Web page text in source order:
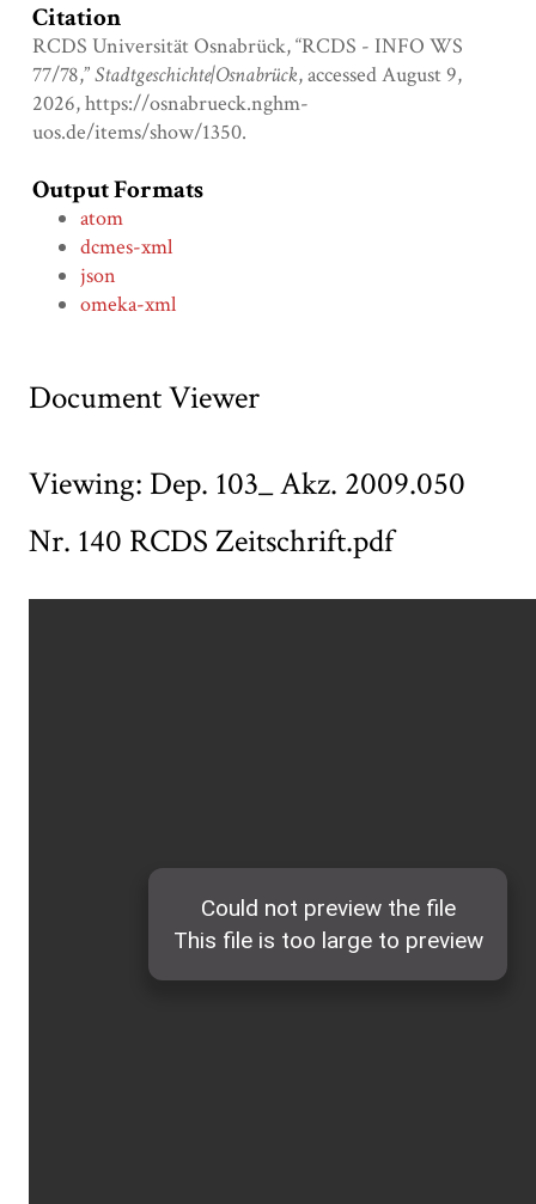
Citation
RCDS Universität Osnabrück, “RCDS - INFO WS
77/78,”Stadtgeschichte|Osnabrück, accessed August 9,
2026,https://osnabrueck.nghm-
uos.de/items/show/1350.
Output Formats
atom
dcmes-xml
json
omeka-xml
Document Viewer
Viewing: Dep. 103_ Akz. 2009.050
Nr. 140 RCDS Zeitschrift.pdf